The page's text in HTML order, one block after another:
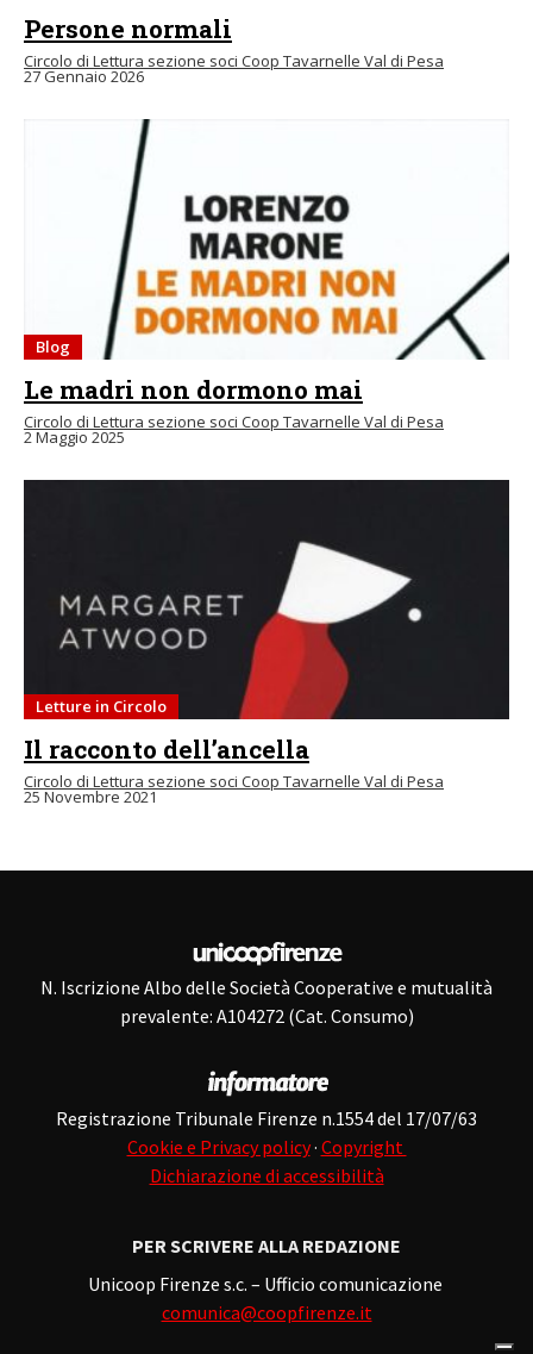
Persone normali
Circolo di Lettura sezione soci Coop Tavarnelle Val di Pesa
27 Gennaio 2026
Blog
Le madri non dormono mai
Circolo di Lettura sezione soci Coop Tavarnelle Val di Pesa
2 Maggio 2025
Letture in Circolo
Il racconto dell’ancella
Circolo di Lettura sezione soci Coop Tavarnelle Val di Pesa
25 Novembre 2021
N. Iscrizione Albo delle Società Cooperative e mutualità
prevalente: A104272 (Cat. Consumo)
Registrazione Tribunale Firenze n.1554 del 17/07/63
Cookie e Privacy policy· Copyright
Dichiarazione di accessibilità
PER SCRIVERE ALLA REDAZIONE
Unicoop Firenze s.c. – Ufficio comunicazione
comunica@coopfirenze.it